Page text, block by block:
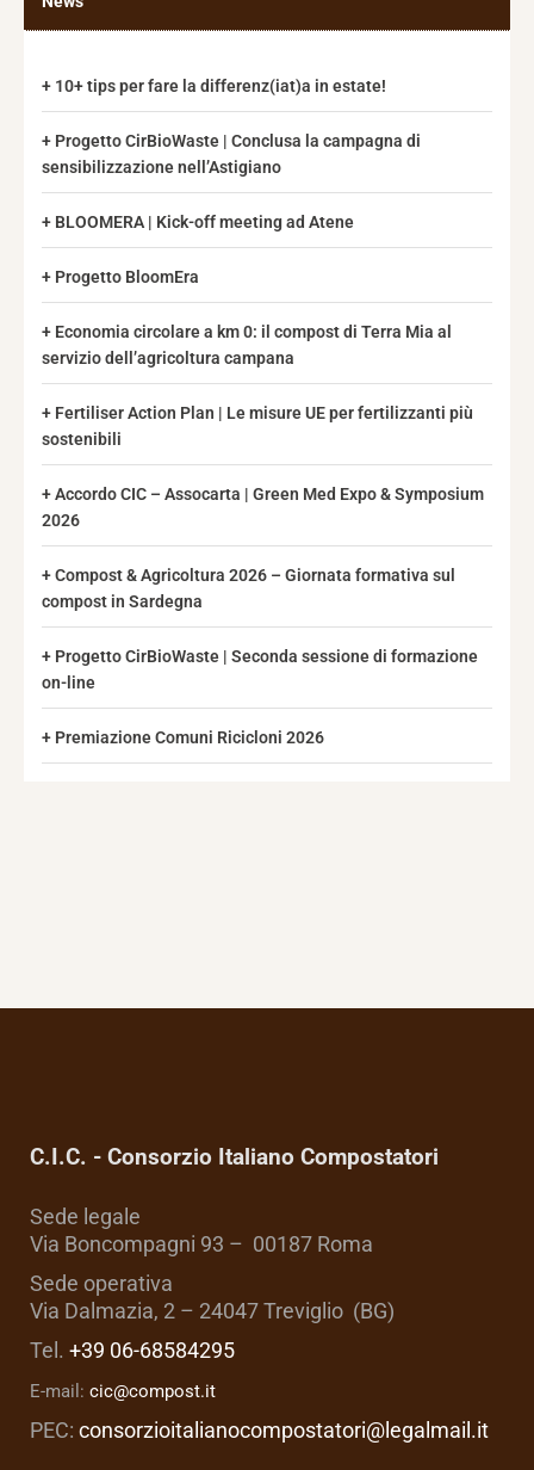
10+ tips per fare la differenz(iat)a in estate!
Progetto CirBioWaste | Conclusa la campagna di
sensibilizzazione nell’Astigiano
BLOOMERA | Kick-off meeting ad Atene
Progetto BloomEra
Economia circolare a km 0: il compost di Terra Mia al
servizio dell’agricoltura campana
Fertiliser Action Plan | Le misure UE per fertilizzanti più
sostenibili
Accordo CIC – Assocarta | Green Med Expo & Symposium
2026
Compost & Agricoltura 2026 – Giornata formativa sul
compost in Sardegna
Progetto CirBioWaste | Seconda sessione di formazione
on-line
Premiazione Comuni Ricicloni 2026
C.I.C. - Consorzio Italiano Compostatori
Sede legale
Via Boncompagni 93 – 00187 Roma
Sede operativa
Via Dalmazia, 2 – 24047 Treviglio (BG)
Tel. +39 06-68584295
E-mail: cic@compost.it
PEC: consorzioitalianocompostatori@legalmail.it